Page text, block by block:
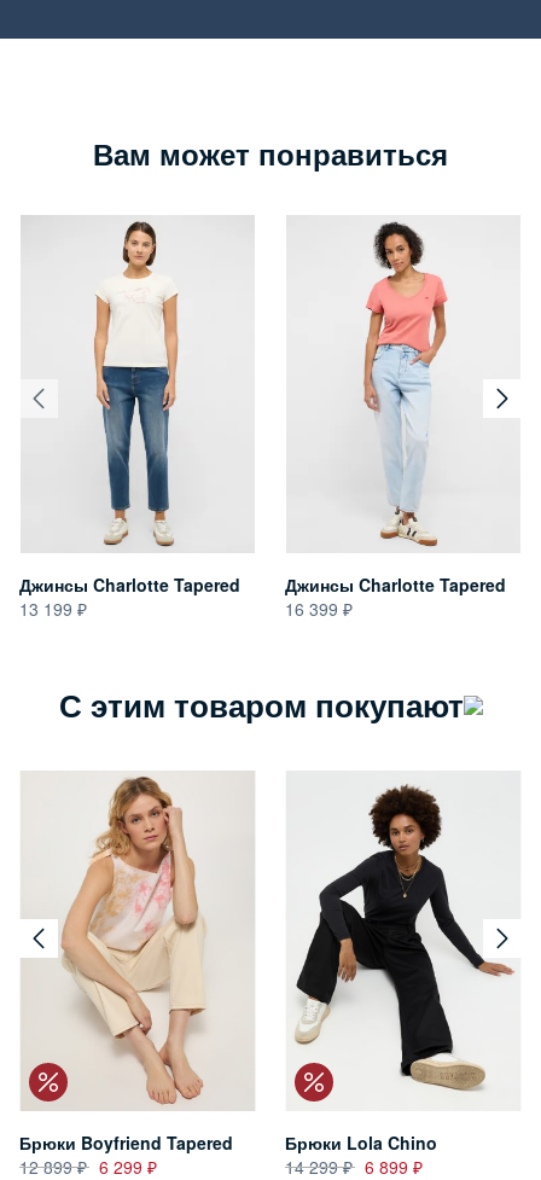
Вам может понравиться
Джинсы Charlotte Tapered
13 199
Джинсы Charlotte Tapered
16 399
С этим товаром покупают
Брюки Boyfriend Tapered
12 899
6 299
Брюки Lola Chino
14 299
6 899